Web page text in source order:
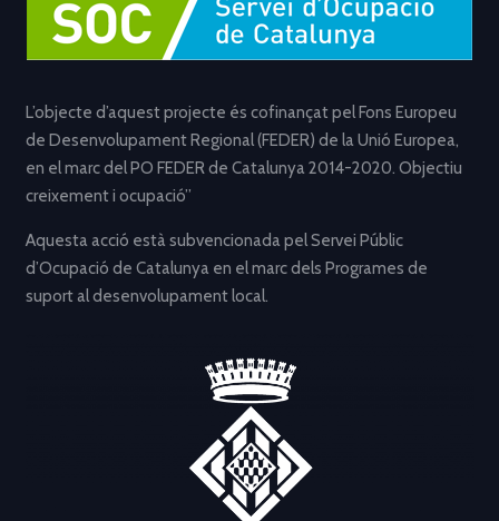
L’objecte d’aquest projecte és cofinançat pel Fons Europeu
de Desenvolupament Regional (FEDER) de la Unió Europea,
en el marc del PO FEDER de Catalunya 2014-2020. Objectiu
creixement i ocupació”
Aquesta acció està subvencionada pel Servei Públic
d’Ocupació de Catalunya en el marc dels Programes de
suport al desenvolupament local.